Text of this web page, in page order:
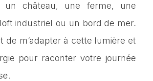
un château, une ferme, une
industriel ou un bord de mer.
de m’adapter à cette lumière et
pour raconter votre journée